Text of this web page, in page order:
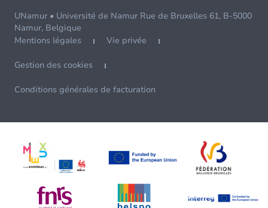
UNamur • Université de Namur Rue de Bruxelles 61, B-5000
Namur, Belgique
Mentions légales
Vie privée
Gestion des cookies
Conditions générales de facturation